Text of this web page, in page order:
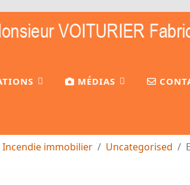
MÉDIAS
Incendie immobilier Uncategorised